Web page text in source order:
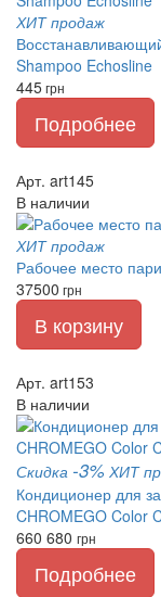
ХИТ продаж
Shampoo Echosline
445грн
Подробнее
Арт. art145
В наличии
ХИТ продаж
Рабочее место
37500 грн
В корзину
Арт. art153
В наличии
Скидка -3% ХИТ
Кондиционер для
CHROMEGO Color
660 680 грн
Подробнее